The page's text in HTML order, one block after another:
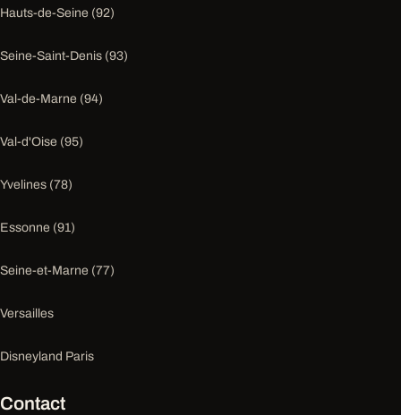
Hauts-de-Seine (92)
Seine-Saint-Denis (93)
Val-de-Marne (94)
Val-d'Oise (95)
Yvelines (78)
Essonne (91)
Seine-et-Marne (77)
Versailles
Disneyland Paris
Contact